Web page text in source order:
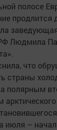
полосе
продлится
Людмила
что
страны
полярным
июля –